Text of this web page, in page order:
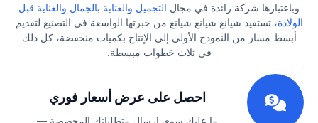
وباعتبارها شركة رائدة في مجال التجميل والعناية بالجمال والعناية قبل
الولادة، تستفيد شيانغ شيانغ شيانغ من خبرتها الواسعة في التصنيع لتقديم
أبسط مسار من النموذج الأولي إلى الإنتاج بكميات منخفضة، كل ذلك
في ثلاث خطوات مبسطة.
احصل على عرض أسعار فوري
ما عليك سوى إرسال متطلباتك المخصصة —